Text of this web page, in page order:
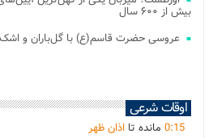
بیش از ۶۰۰ سال
عروسی حضرت قاسم(ع) با گل‌باران و اشک
اوقات شرعی
0:15 مانده تااذان ظهر